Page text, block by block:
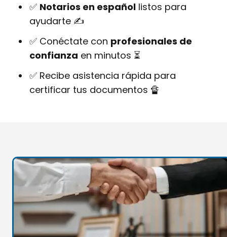
✅ Notarios en español listos para
ayudarte ✍
✅ Conéctate con profesionales de
confianza en minutos ⏳
✅ Recibe asistencia rápida para
certificar tus documentos 🔏